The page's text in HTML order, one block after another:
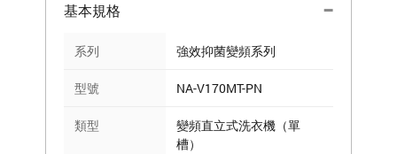
基本規格
系列 強效抑菌變頻系列
型號 NA-V170MT-PN
類型
變頻直立式洗衣機（單
槽）